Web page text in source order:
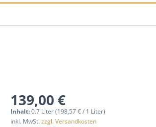
139,00 €
Inhalt:0.7 Liter (198,57 € / 1 Liter)
inkl. MwSt.zzgl. Versandkosten